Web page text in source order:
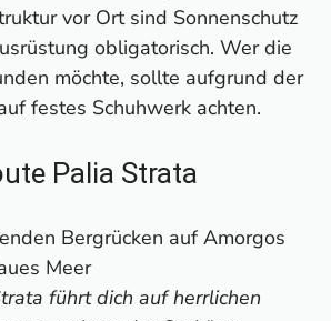
vor Ort sind Sonnenschutz
obligatorisch. Wer die
möchte, sollte aufgrund der
festes Schuhwerk achten.
Palia Strata
führt dich auf herrlichen